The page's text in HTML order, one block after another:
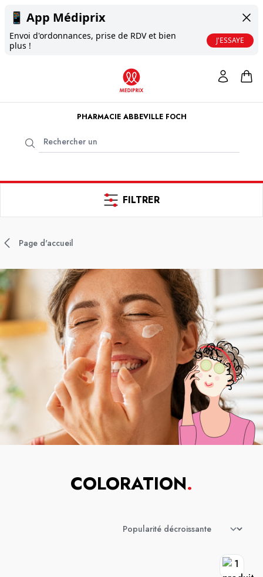
📱 App Médiprix
Envoi d'ordonnances, prise de RDV et bien
plus !
J'ESSAYE
PHARMACIE ABBEVILLE FOCH
FILTRER
Page d'accueil
COLORATION.